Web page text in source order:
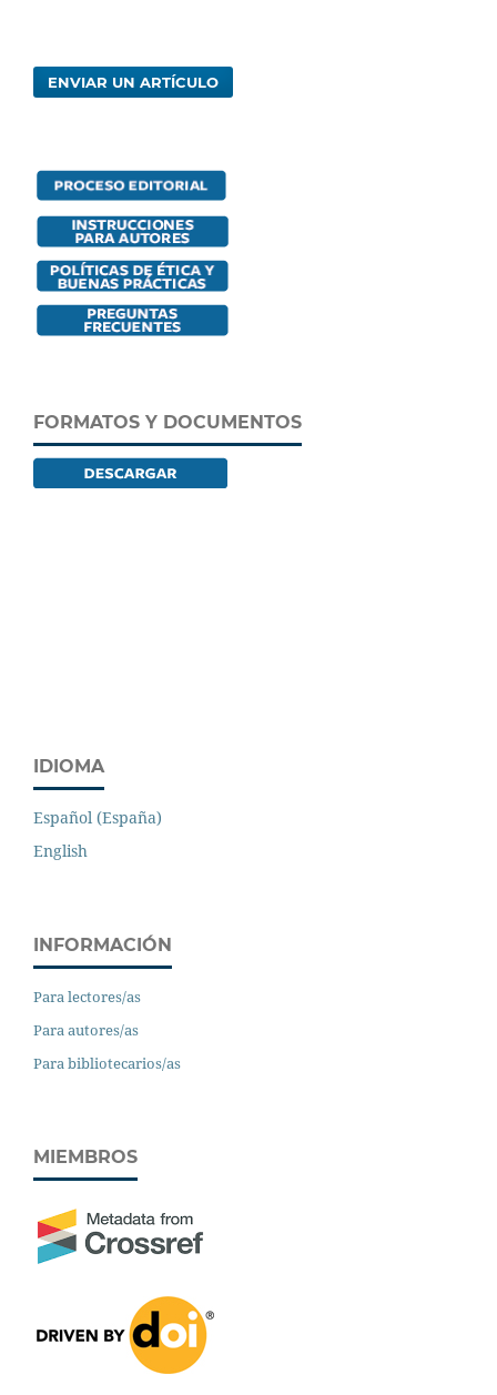
ENVIAR UN ARTÍCULO
FORMATOS Y DOCUMENTOS
IDIOMA
Español (España)
English
INFORMACIÓN
Para lectores/as
Para autores/as
Para bibliotecarios/as
MIEMBROS